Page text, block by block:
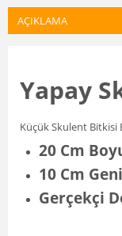
AÇIKLAMA
Yapay
Küçük Skulent Bitkisi
20 Cm
10 Cm
Gerçekçi